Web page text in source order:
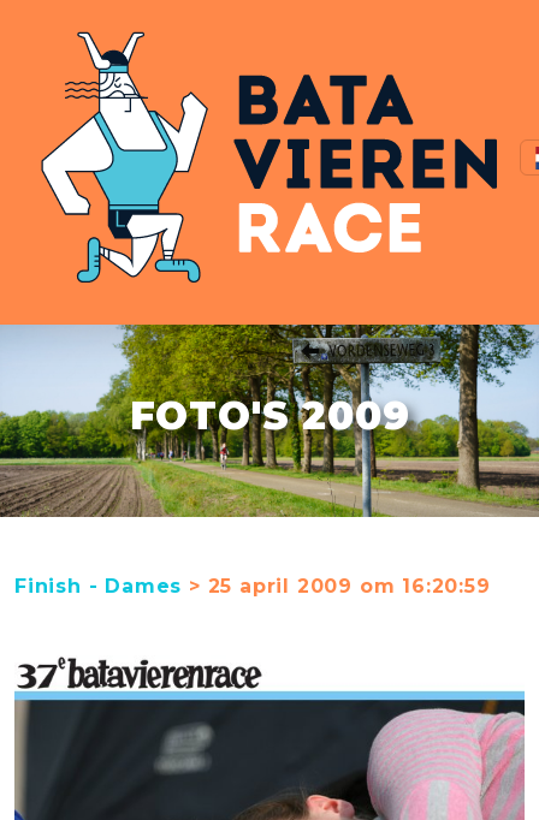
FOTO'S 2009
Finish - Dames > 25 april 2009 om 16:20:59